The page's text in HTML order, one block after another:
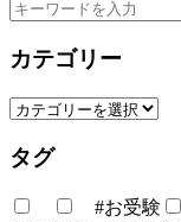
カテゴリー
タグ
#お受験